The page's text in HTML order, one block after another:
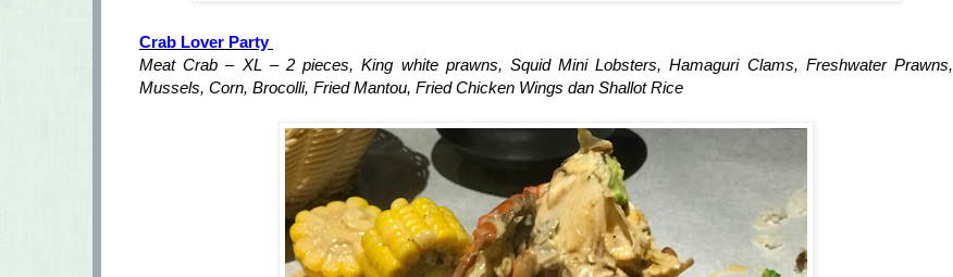
Crab Lover Party
Meat Crab – XL – 2 pieces, King white prawns, Squid Mini Lobsters, Hamaguri Clams, Freshwater Prawns,
Mussels, Corn, Brocolli, Fried Mantou, Fried Chicken Wings dan Shallot Rice